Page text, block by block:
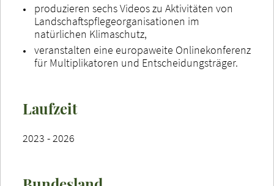
produzieren sechs Videos zu Aktivitäten von
Landschaftspflegeorganisationen im
natürlichen Klimaschutz,
veranstalten eine europaweite Onlinekonferenz
für Multiplikatoren und Entscheidungsträger.
Laufzeit
2023 - 2026